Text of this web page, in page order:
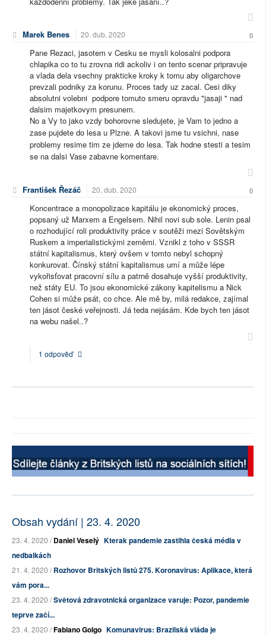
Marek Benes 20. dub. 2020 0
Pane Rezaci, jasotem v Cesku se mysli kolosalni podpora
chlapika co to tu zrovna ridi ackoliv i on tento scenar pripravuje
a vlada dela vsechny prakticke kroky k tomu aby oligarchove
prevzali podniky za korunu. Proces tady uz zacal. Cesi diky
absolutni volebni podpore tomuto smeru opravdu "jasaji " nad
dalsim majetkovym presunem.
No a Vy to jako vzdy bohorovne sledujete, je Vam to jedno a
zase pujdete do lesa u Plzne. A takovi jsme tu vsichni, nase
problemy resime tim ze jdeme do lesa. Tak hodne stesti a tesim
se na dalsi Vase zabavne komentare.
František Řezáč 20. dub. 2020 0
Koncentrace a monopolizace kapitálu je ekonomický proces,
popsaný už Marxem a Engelsem. Nihil novi sub sole. Lenin psal
o rozhodující roli produktivity práce v soutěži mezi Sovětským
Ruskem a imperialistickými zeměmi. Vznikl z toho v SSSR
státní kapitalismus, který ovšem v tomto nebyl schopný
konkurovat. Čínský státní kapitalismus umí a může lépe
vykořisťovat pracovní sílu a patrně dosahuje vyšší produktivity,
než státy EU. To jsou ekonomické zákony kapitelismu a Nick
Cohen si může psát, co chce. Ale mě by, milá redakce, zajímal
ten jásot české veřejnosti. Já teda nejásám. Kde bych ten jásot
na webu našel..?
1 odpověď
Obsah vydání | 23. 4. 2020
23. 4. 2020 /Daniel Veselý Kterak pandemie zastihla česká média v
nedbalkách
21. 4. 2020 /Rozhovor Britských listů 275. Koronavirus: Aplikace, která
vám pora...
23. 4. 2020 /Světová zdravotnická organizace varuje: Pozor, pandemie
teprve začí...
23. 4. 2020 /Fabiano Golgo Komunavirus: Brazilská vláda je